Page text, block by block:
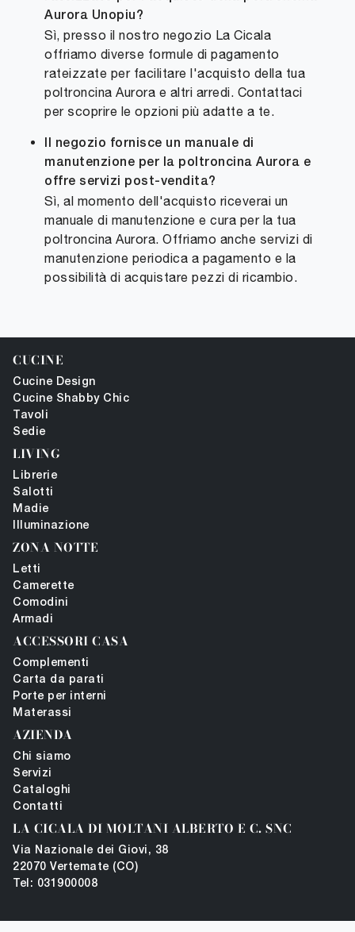
Aurora Unopiu?
Sì, presso il nostro negozio La Cicala
offriamo diverse formule di pagamento
rateizzate per facilitare l'acquisto della tua
poltroncina Aurora e altri arredi. Contattaci
per scoprire le opzioni più adatte a te.
Il negozio fornisce un manuale di
manutenzione per la poltroncina Aurora e
offre servizi post-vendita?
Sì, al momento dell'acquisto riceverai un
manuale di manutenzione e cura per la tua
poltroncina Aurora. Offriamo anche servizi di
manutenzione periodica a pagamento e la
possibilità di acquistare pezzi di ricambio.
CUCINE
Cucine Design
Cucine Shabby Chic
Tavoli
Sedie
LIVING
Librerie
Salotti
Madie
Illuminazione
ZONA NOTTE
Letti
Camerette
Comodini
Armadi
ACCESSORI CASA
Complementi
Carta da parati
Porte per interni
Materassi
AZIENDA
Chi siamo
Servizi
Cataloghi
Contatti
LA CICALA DI MOLTANI ALBERTO E C. SNC
Via Nazionale dei Giovi, 38
22070 Vertemate (CO)
Tel: 031900008